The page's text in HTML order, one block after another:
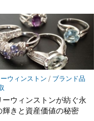
ウィンストン / ブランド品
ーウィンストンが紡ぐ永
輝きと資産価値の秘密